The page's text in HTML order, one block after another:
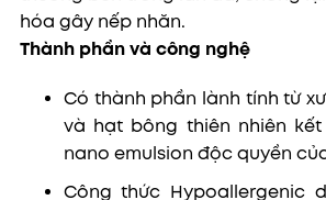
hóa gây nếp nhăn.
Thành phần và công nghệ
Có thành phần lành tính từ
và hạt bông thiên nhiên
nano emulsion độc quyền
Công thức Hypoallergenic